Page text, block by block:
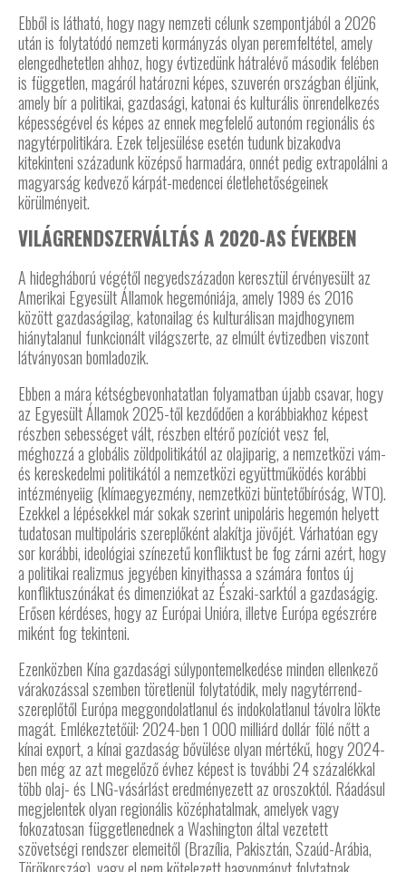
Ebből is látható, hogy nagy nemzeti célunk szempontjából a 2026
után is folytatódó nemzeti kormányzás olyan peremfeltétel, amely
elengedhetetlen ahhoz, hogy évtizedünk hátralévő második felében
is független, magáról határozni képes, szuverén országban éljünk,
amely bír a politikai, gazdasági, katonai és kulturális önrendelkezés
képességével és képes az ennek megfelelő autonóm regionális és
nagytérpolitikára. Ezek teljesülése esetén tudunk bizakodva
kitekinteni századunk középső harmadára, onnét pedig extrapolálni a
magyarság kedvező kárpát-medencei életlehetőségeinek
körülményeit.
VILÁGRENDSZERVÁLTÁS A 2020-AS ÉVEKBEN
A hidegháború végétől negyedszázadon keresztül érvényesült az
Amerikai Egyesült Államok hegemóniája, amely 1989 és 2016
között gazdaságilag, katonailag és kulturálisan majdhogynem
hiánytalanul funkcionált világszerte, az elmúlt évtizedben viszont
látványosan bomladozik.
Ebben a mára kétségbevonhatatlan folyamatban újabb csavar, hogy
az Egyesült Államok 2025-től kezdődően a korábbiakhoz képest
részben sebességet vált, részben eltérő pozíciót vesz fel,
méghozzá a globális zöldpolitikától az olajiparig, a nemzetközi vám-
és kereskedelmi politikától a nemzetközi együttműködés korábbi
intézményeiig (klímaegyezmény, nemzetközi büntetőbíróság, WTO).
Ezekkel a lépésekkel már sokak szerint unipoláris hegemón helyett
tudatosan multipoláris szereplőként alakítja jövőjét. Várhatóan egy
sor korábbi, ideológiai színezetű konfliktust be fog zárni azért, hogy
a politikai realizmus jegyében kinyithassa a számára fontos új
konfliktuszónákat és dimenziókat az Északi-sarktól a gazdaságig.
Erősen kérdéses, hogy az Európai Unióra, illetve Európa egészrére
miként fog tekinteni.
Ezenközben Kína gazdasági súlypontemelkedése minden ellenkező
várakozással szemben töretlenül folytatódik, mely nagytérrend-
szereplőtől Európa meggondolatlanul és indokolatlanul távolra lökte
magát. Emlékeztetőül: 2024-ben 1 000 milliárd dollár fölé nőtt a
kínai export, a kínai gazdaság bővülése olyan mértékű, hogy 2024-
ben még az azt megelőző évhez képest is további 24 százalékkal
több olaj- és LNG-vásárlást eredményezett az oroszoktól. Ráadásul
megjelentek olyan regionális középhatalmak, amelyek vagy
fokozatosan függetlenednek a Washington által vezetett
szövetségi rendszer elemeitől (Brazília, Pakisztán, Szaúd-Arábia,